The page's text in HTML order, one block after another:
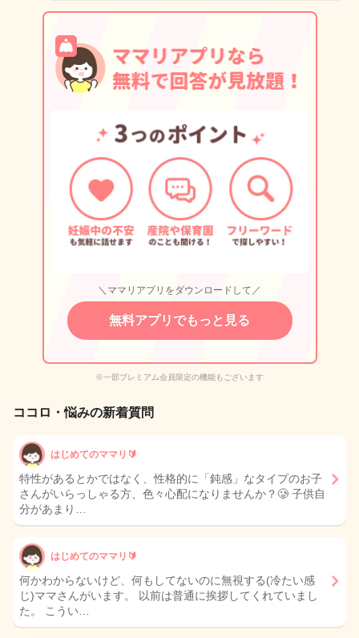
＼ママリアプリをダウンロードして／
無料アプリでもっと見る
※一部プレミアム会員限定の機能もございます
ココロ・悩みの新着質問
はじめてのママリ🔰
特性があるとかではなく、性格的に「鈍感」なタイプのお子
さんがいらっしゃる方、色々心配になりませんか？🥲 子供自
分があまり…
はじめてのママリ🔰
何かわからないけど、何もしてないのに無視する(冷たい感
じ)ママさんがいます。 以前は普通に挨拶してくれていまし
た。 こうい…